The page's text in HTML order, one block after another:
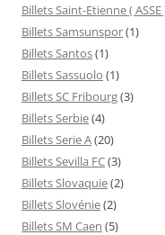
Billets Saint-Etienne ( ASSE
Billets Samsunspor(1)
Billets Santos(1)
Billets Sassuolo (1)
Billets SC Fribourg(3)
Billets Serbie(4)
Billets Serie A(20)
Billets Sevilla FC(3)
Billets Slovaquie(2)
Billets Slovénie(2)
Billets SM Caen (5)